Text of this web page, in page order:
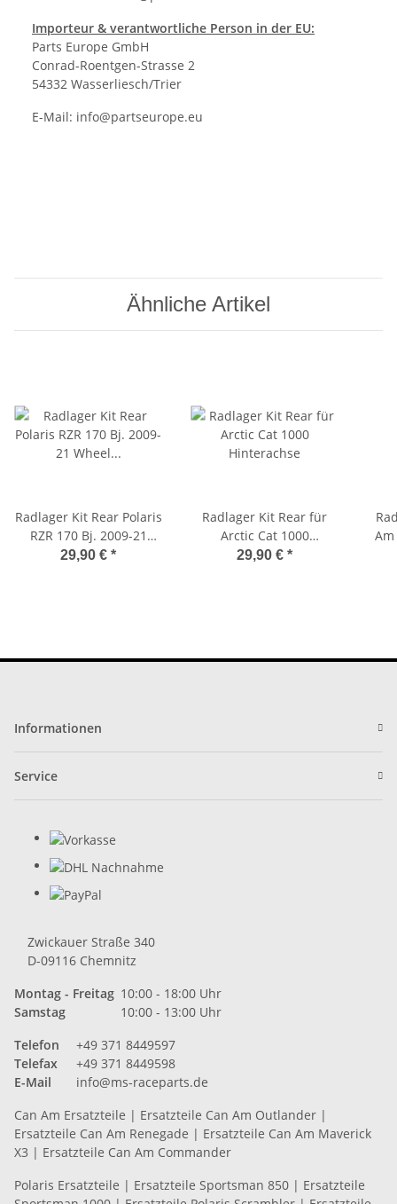
Importeur & verantwortliche Person in der EU:
Parts Europe GmbH
Conrad-Roentgen-Strasse 2
54332 Wasserliesch/Trier
E-Mail: info@partseurope.eu
Ähnliche Artikel
Radlager Kit Rear Polaris
RZR 170 Bj. 2009-21
Wheel Bearing Kit 25-
29,90 € *
Radlager Kit Rear für
Arctic Cat 1000
Hinterachse
29,90 € *
Informationen
Service
Zwickauer Straße 340
D-09116 Chemnitz
Montag - Freitag 10:00 - 18:00 Uhr
Samstag
10:00 - 13:00 Uhr
Telefon
+49 371 8449597
Telefax
+49 371 8449598
E-Mail
info@ms-raceparts.de
Can Am Ersatzteile | Ersatzteile Can Am Outlander |
Ersatzteile Can Am Renegade | Ersatzteile Can Am Maverick
X3 | Ersatzteile Can Am Commander
Polaris Ersatzteile | Ersatzteile Sportsman 850 | Ersatzteile